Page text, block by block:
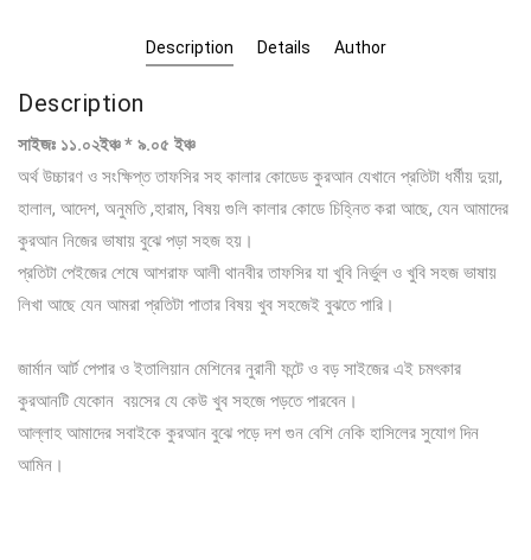
Description Details Author
Description
সাইজঃ ১১.০২ইঞ্চ * ৯.০৫ ইঞ্চ
অর্থ উচ্চারণ ও সংক্ষিপ্ত তাফসির সহ কালার কোডেড কুরআন যেখানে প্রতিটা ধর্মীয় দুয়া,
হালাল, আদেশ, অনুমতি ,হারাম, বিষয় গুলি কালার কোডে চিহ্নিত করা আছে, যেন আমাদের
কুরআন নিজের ভাষায় বুঝে পড়া সহজ হয়।
প্রতিটা পেইজের শেষে আশরাফ আলী থানবীর তাফসির যা খুবি নির্ভুল ও খুবি সহজ ভাষায়
লিখা আছে যেন আমরা প্রতিটা পাতার বিষয় খুব সহজেই বুঝতে পারি।
জার্মান আর্ট পেপার ও ইতালিয়ান মেশিনের নুরানী ফন্টে ও বড় সাইজের এই চমৎকার
কুরআনটি যেকোন বয়সের যে কেউ খুব সহজে পড়তে পারবেন।
আল্লাহ আমাদের সবাইকে কুরআন বুঝে পড়ে দশ গুন বেশি নেকি হাসিলের সুযোগ দিন
আমিন।